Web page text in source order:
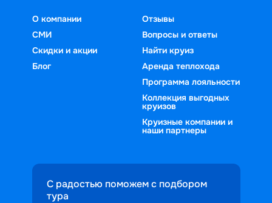
О компании
СМИ
Скидки и акции
Блог
Отзывы
Вопросы и ответы
Найти круиз
Аренда теплохода
Программа лояльности
Коллекция выгодных
круизов
Круизные компании и
наши партнеры
С радостью поможем с подбором
тура